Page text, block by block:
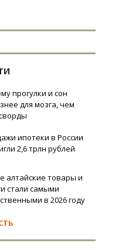
прогулки и сон
для мозга, чем
ипотеки в России
2,6 трлн рублей
алтайские товары и
стали самыми
в 2026 году